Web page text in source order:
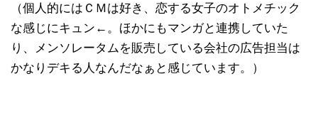
（個人的にはＣＭは好き、恋する女子のオトメチック
な感じにキュン←。ほかにもマンガと連携していた
り、メンソレータムを販売している会社の広告担当は
かなりデキる人なんだなぁと感じています。）